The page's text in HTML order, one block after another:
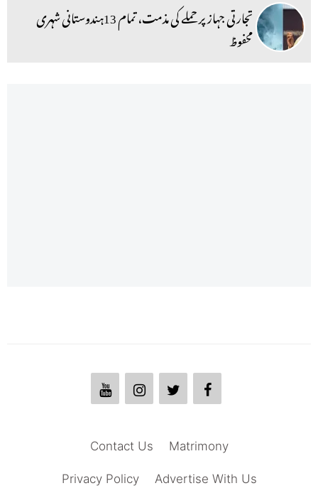
تجارتی جہاز پر حملے کی مذمت، تمام 13ہندوستانی شہری
محفوظ
Matrimony
Contact Us
Advertise With Us
Privacy Policy